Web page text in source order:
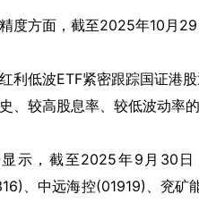
度方面，截至2025年10月 29
利低波ETF紧密跟踪国证港
、较高股息率、较低波动率的
示，截至2025年9 月 30
、中远海控(01919) 、兖矿